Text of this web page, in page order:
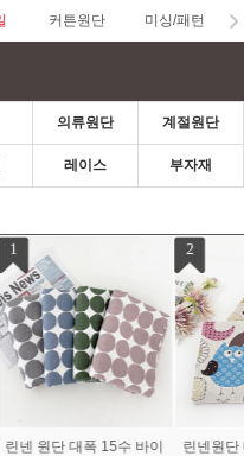
커튼원단 미싱/패턴
의류원단 계절원단
레이스 부자재
수 양면
린넨원단 대폭 20수 도화